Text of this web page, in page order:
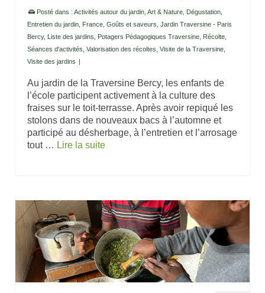
Posté dans : Activités autour du jardin Art & Nature Dégustation
Entretien du jardin France Goûts et saveurs Jardin Traversine - Paris
Bercy, Liste des jardins Potagers Pédagogiques Traversine Récolte
Séances d'activités Valorisation des récoltes Visite de la Traversine
Visite des jardins |
Au jardin de la Traversine Bercy, les enfants de
l’école participent activement à la culture des
fraises sur le toit-terrasse. Après avoir repiqué les
stolons dans de nouveaux bacs à l’automne et
participé au désherbage, à l’entretien et l’arrosage
tout … Lire la suite